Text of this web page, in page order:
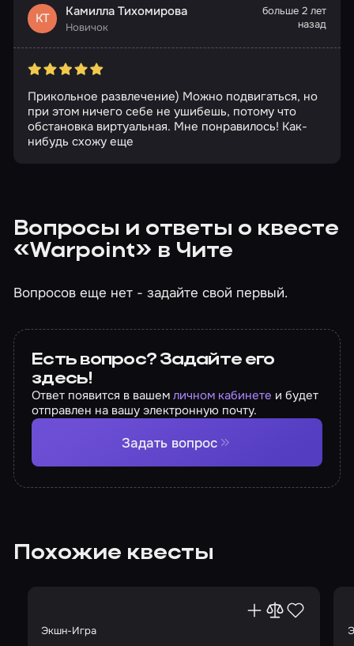
КТ Камилла Тихомирова
Новичок
больше 2 лет
назад
Прикольное развлечение) Можно подвигаться, но
при этом ничего себе не ушибешь, потому что
обстановка виртуальная. Мне понравилось! Как-
нибудь схожу еще
Вопросы и ответы о квесте
«Warpoint» в Чите
Вопросов еще нет - задайте свой первый.
Есть вопрос? Задайте его
здесь!
Ответ появится в вашемличном кабинете и будет
отправлен на вашу электронную почту.
Задать вопрос
Похожие квесты
Экшн-Игра